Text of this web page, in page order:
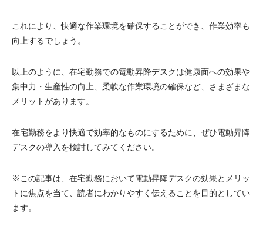
これにより、快適な作業環境を確保することができ、作業効率も
向上するでしょう。
以上のように、在宅勤務での電動昇降デスクは健康面への効果や
集中力・生産性の向上、柔軟な作業環境の確保など、さまざまな
メリットがあります。
在宅勤務をより快適で効率的なものにするために、ぜひ電動昇降
デスクの導入を検討してみてください。
※この記事は、在宅勤務において電動昇降デスクの効果とメリッ
トに焦点を当て、読者にわかりやすく伝えることを目的としてい
ます。